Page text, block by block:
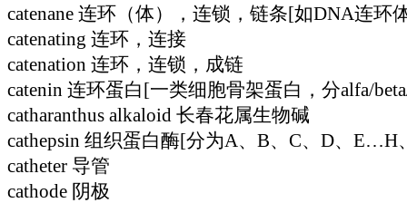
catenane 连环（体），连锁，链条[如DNA连环
catenating 连环，连接
catenation 连环，连锁，成链
catenin 连环蛋白[一类细胞骨架蛋白，分alfa/
catharanthus alkaloid 长春花属生物碱
cathepsin 组织蛋白酶[分为A、B、C、D、E…H
catheter 导管
cathode 阴极